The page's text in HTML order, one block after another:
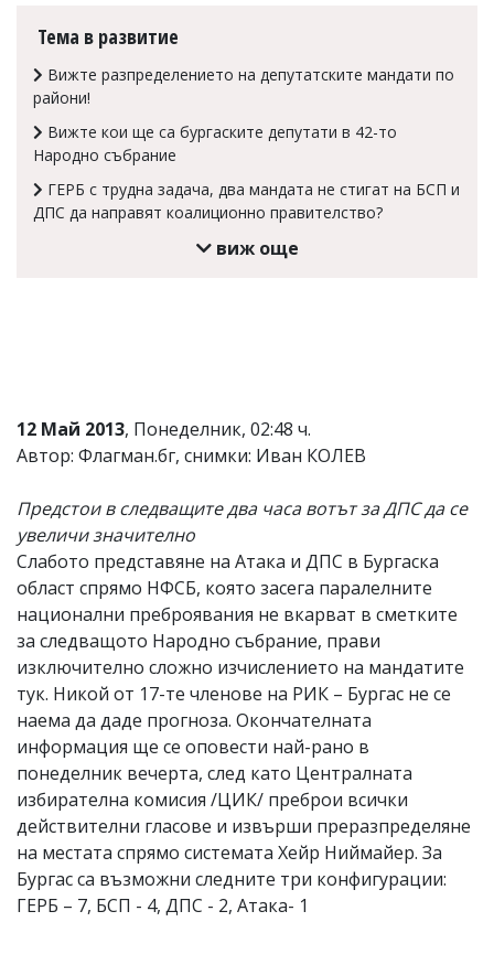
читателите
редакцията
носи
отговорност
Ако
откриете
обиден
Тема в развитие
Вижте разпределението на депутатските мандати по
райони!
Вижте кои ще са бургаските депутати в 42-то
Народно събрание
ГЕРБ с трудна задача, два мандата не стигат на БСП и
ДПС да направят коалиционно правителство?
виж още
12 Май 2013, Понеделник, 02:48 ч.
Автор: Флагман.бг, снимки: Иван КОЛЕВ
Предстои в следващите два часа вотът за ДПС да се
увеличи значително
Слабото представяне на Атака и ДПС в Бургаска
област спрямо НФСБ, която засега паралелните
национални преброявания не вкарват в сметките
за следващото Народно събрание, прави
изключително сложно изчислението на мандатите
тук. Никой от 17-те членове на РИК – Бургас не се
наема да даде прогноза. Окончателната
информация ще се оповести най-рано в
понеделник вечерта, след като Централната
избирателна комисия /ЦИК/ преброи всички
действителни гласове и извърши преразпределяне
на местата спрямо системата Хейр Ниймайер. За
Бургас са възможни следните три конфигурации:
ГЕРБ – 7, БСП - 4, ДПС - 2, Атака- 1